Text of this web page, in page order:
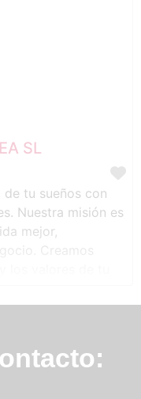
SL
tu sueños con
Nuestra misión es
mejor,
los valores de tu
nuestros clientes y